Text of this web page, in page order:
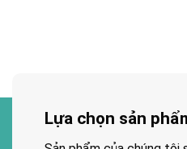
Lựa chọn sản